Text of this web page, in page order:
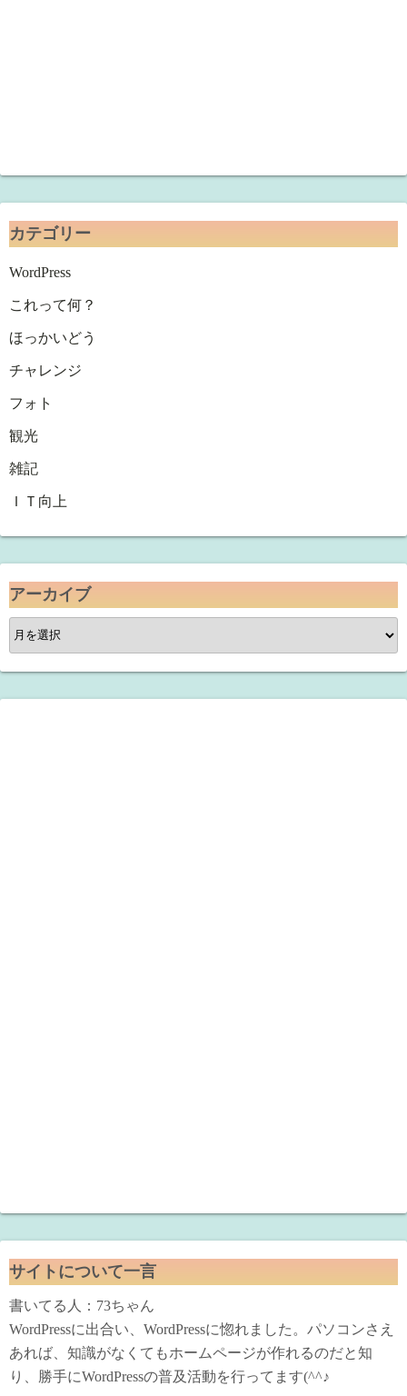
カテゴリー
WordPress
これって何？
ほっかいどう
チャレンジ
フォト
観光
雑記
ＩＴ向上
アーカイブ
ア
ー
カ
イ
サイトについて一言
書いてる人：73ちゃん
WordPressに出合い、WordPressに惚れました。パソコンさえ
あれば、知識がなくてもホームページが作れるのだと知
り、勝手にWordPressの普及活動を行ってます(^^♪